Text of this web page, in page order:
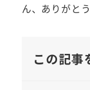
ん、ありがと
この記事